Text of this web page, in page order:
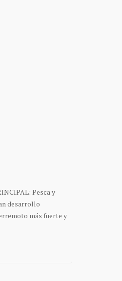
Pesca y
desarrollo
más fuerte y